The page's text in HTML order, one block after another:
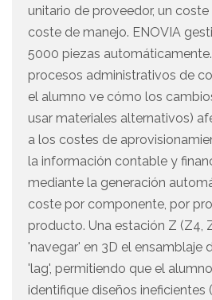
unitario de proveedor, un
coste de manejo. ENOVIA
5000 piezas
procesos administrativos de
el alumno ve cómo los
usar materiales alternativos)
a los costes de
la información contable y
mediante la generación
coste por componente, por
producto. Una estación Z (Z4,
'navegar' en 3D el ensamblaje
'lag', permitiendo que el
identifique diseños ineficientes